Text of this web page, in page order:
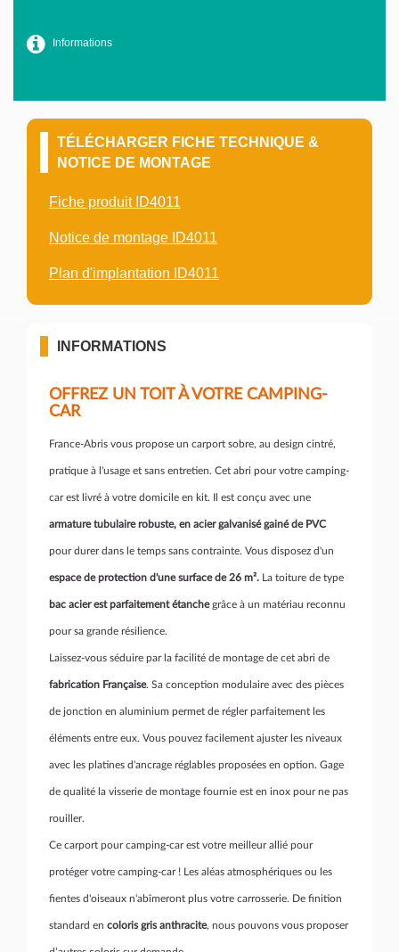
Informations
TÉLÉCHARGER FICHE TECHNIQUE &
NOTICE DE MONTAGE
Fiche produit ID4011
Notice de montage ID4011
Plan d'implantation ID4011
INFORMATIONS
OFFREZ UN TOIT À VOTRE CAMPING-
CAR
France-Abris vous propose un carport sobre, au design cintré,
pratique à l'usage et sans entretien. Cet abri pour votre camping-
car est livré à votre domicile en kit. Il est conçu avec une
armature tubulaire robuste, en acier galvanisé gainé de PVC
pour durer dans le temps sans contrainte. Vous disposez d'un
espace de protection d'une surface de 26 m². La toiture de type
bac acier est parfaitement étanchegrâce à un matériau reconnu
pour sa grande résilience.
Laissez-vous séduire par la facilité de montage de cet abri de
fabrication Française. Sa conception modulaire avec des pièces
de jonction en aluminium permet de régler parfaitement les
éléments entre eux. Vous pouvez facilement ajuster les niveaux
avec les platines d'ancrage réglables proposées en option. Gage
de qualité la visserie de montage fournie est en inox pour ne pas
rouiller.
Ce carport pour camping-car est votre meilleur allié pour
protéger votre camping-car ! Les aléas atmosphériques ou les
fientes d'oiseaux n'abîmeront plus votre carrosserie. De finition
standard en coloris gris anthracite, nous pouvons vous proposer